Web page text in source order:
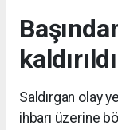
kaldırıldı
Saldırgan olay
ihbarı üzerine